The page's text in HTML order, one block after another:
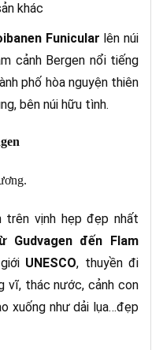
khác
Funicular lên núi
cảnh Bergen nổi tiếng
phố hòa nguyện thiên
bên núi hữu tình.
gen
vịnh hẹp đẹp nhất
Gudvagen đến Flam
UNESCO, thuyền đi
vĩ, thác nước, cảnh con
xuống như dải lụa…đẹp